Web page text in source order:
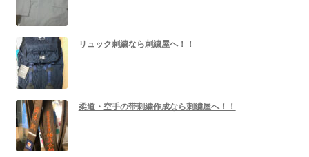
リュック刺繍なら刺繍屋へ！！
柔道・空手の帯刺繍作成なら刺繍屋へ！！